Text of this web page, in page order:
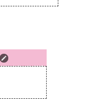
feira, julho 18, 2017